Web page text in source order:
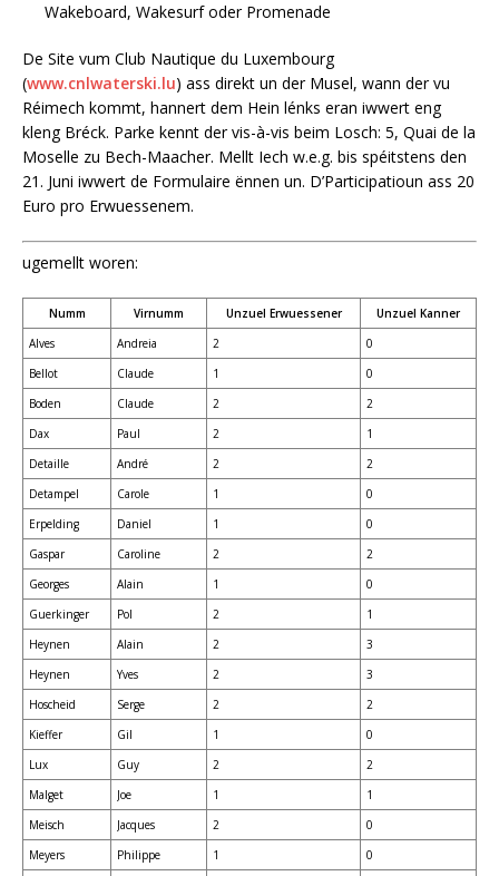
Wakeboard, Wakesurf oder Promenade
De Site vum Club Nautique du Luxembourg
(www.cnlwaterski.lu) ass direkt un der Musel, wann der vu
Réimech kommt, hannert dem Hein lénks eran iwwert eng
kleng Bréck. Parke kennt der vis-à-vis beim Losch: 5, Quai de la
Moselle zu Bech-Maacher. Mellt Iech w.e.g. bis spéitstens den
21. Juni iwwert de Formulaire ënnen un. D’Participatioun ass 20
Euro pro Erwuessenem.
ugemellt woren:
Numm Virnumm Unzuel Erwuessener
Unzuel Kanner
Alves
Andreia 2
0
Bellot
Claude 1
0
Boden
Claude 2
2
Dax
Paul 2
1
Detaille
André 2
2
Detampel
Carole 1
0
Erpelding
Daniel 1
0
Gaspar
Caroline 2
2
Georges
Alain 1
0
Guerkinger
Pol 2
1
Heynen
Alain 2
3
Heynen
Yves 2
3
Hoscheid
Serge 2
2
Kieffer
Gil 1
0
Lux
Guy 2
2
Malget
Joe 1
1
Meisch
Jacques 2
0
Meyers
Philippe 1
0